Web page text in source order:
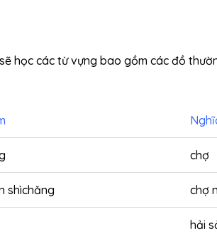
học các từ vựng bao gồm các đồ
chợ
shìchǎng chợ
hải